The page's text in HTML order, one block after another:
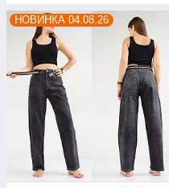
НОВИНКА 04.08.26